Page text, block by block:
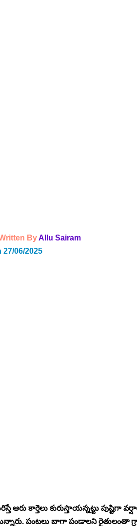
By Allu Sairam
27/06/2025
వర్షాలు పడడం వల్ల, రైతులు
పంటలు బాగా పండాలని రైతులంతా